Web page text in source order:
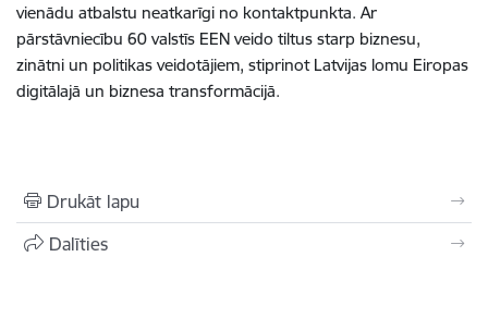
vienādu atbalstu neatkarīgi no kontaktpunkta. Ar
pārstāvniecību 60 valstīs EEN veido tiltus starp biznesu,
zinātni un politikas veidotājiem, stiprinot Latvijas lomu Eiropas
digitālajā un biznesa transformācijā.
Drukāt lapu
Dalīties